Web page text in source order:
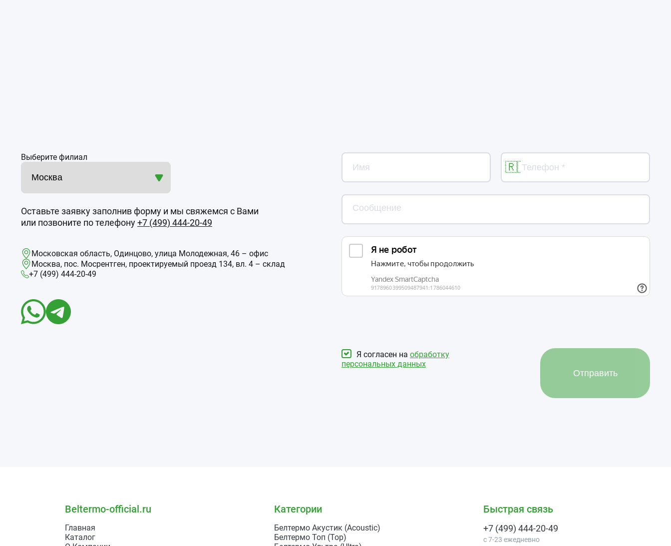
Выберите филиал
Оставьте заявку заполнив форму и мы свяжемся с Вами
или позвоните по телефону+7 (499) 444-20-49
Московская область, Одинцово, улица Молодежная, 46 – офис
Москва, пос. Мосрентген, проектируемый проезд 134, вл. 4 – склад
+7 (499) 444-20-49
Я согласен на обработку
персональных данных
Отправить
Beltermo-official.ru
Главная
Каталог
Категории
Белтермо Акустик (Acoustic)
Белтермо Топ (Top)
Быстрая связь
+7 (499) 444-20-49
с 7-23 ежедневно